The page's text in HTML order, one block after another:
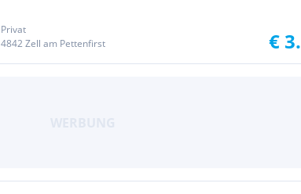
Privat
4842 Zell am Pettenfirst
€